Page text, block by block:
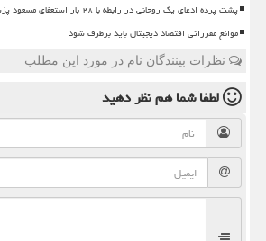
پشت پرده ادعای یک روحانی در رابطه با ۲۸ بار استعفای مسعود پزشکیان
موانع مقرراتی اقتصاد دیجیتال باید برطرف شود
نظرات بینندگان نام در مورد این مطلب
لطفا شما همنظر دهید